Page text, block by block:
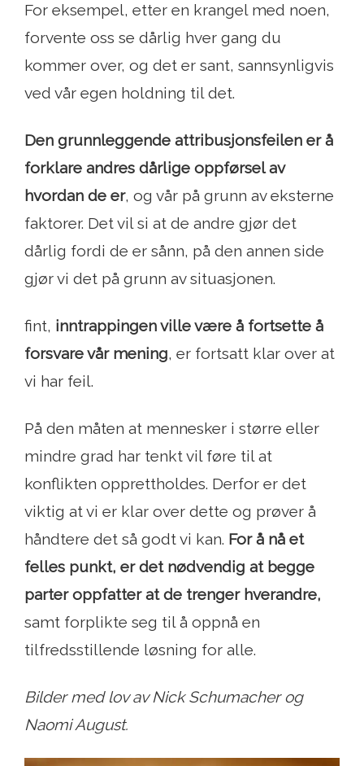
For eksempel, etter en krangel med noen,
forvente oss se dårlig hver gang du
kommer over, og det er sant, sannsynligvis
ved vår egen holdning til det.
Den grunnleggende attribusjonsfeilen er å
forklare andres dårlige oppførsel av
hvordan de er, og vår på grunn av eksterne
faktorer. Det vil si at de andre gjør det
dårlig fordi de er sånn, på den annen side
gjør vi det på grunn av situasjonen.
fint, inntrappingen ville være å fortsette å
forsvare vår mening, er fortsatt klar over at
vi har feil.
På den måten at mennesker i større eller
mindre grad har tenkt vil føre til at
konflikten opprettholdes. Derfor er det
viktig at vi er klar over dette og prøver å
håndtere det så godt vi kan. For å nå et
felles punkt, er det nødvendig at begge
parter oppfatter at de trenger hverandre,
samt forplikte seg til å oppnå en
tilfredsstillende løsning for alle.
Bilder med lov av Nick Schumacher og
Naomi August.